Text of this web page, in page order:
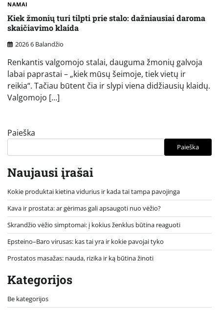
NAMAI
Kiek žmonių turi tilpti prie stalo: dažniausiai daroma
skaičiavimo klaida
2026 6 Balandžio
Renkantis valgomojo stalai, dauguma žmonių galvoja
labai paprastai – „kiek mūsų šeimoje, tiek vietų ir
reikia“. Tačiau būtent čia ir slypi viena didžiausių klaidų.
Valgomojo […]
Paieška
Paieška
Naujausi įrašai
Kokie produktai kietina vidurius ir kada tai tampa pavojinga
Kava ir prostata: ar gėrimas gali apsaugoti nuo vėžio?
Skrandžio vėžio simptomai: į kokius ženklus būtina reaguoti
Epsteino–Baro virusas: kas tai yra ir kokie pavojai tyko
Prostatos masažas: nauda, rizika ir ką būtina žinoti
Kategorijos
Be kategorijos